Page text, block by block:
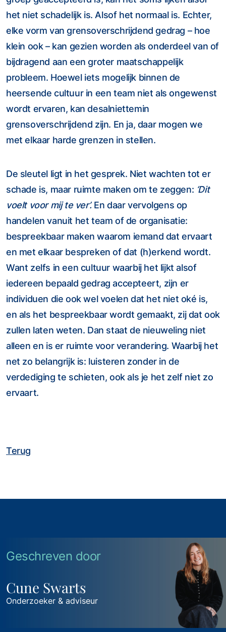
Terug
het niet schadelijk is. Alsof het normaal is. Echter,
elke vorm van grensoverschrijdend gedrag – hoe
klein ook – kan gezien worden als onderdeel van of
bijdragend aan een groter maatschappelijk
probleem. Hoewel iets mogelijk binnen de
heersende cultuur in een team niet als ongewenst
wordt ervaren, kan desalniettemin
grensoverschrijdend zijn. En ja, daar mogen we
met elkaar harde grenzen in stellen.
De sleutel ligt in het gesprek. Niet wachten tot er
schade is, maar ruimte maken om te zeggen: ‘Dit
voelt voor mij te ver’. En daar vervolgens op
handelen vanuit het team of de organisatie:
bespreekbaar maken waarom iemand dat ervaart
en met elkaar bespreken of dat (h)erkend wordt.
Want zelfs in een cultuur waarbij het lijkt alsof
iedereen bepaald gedrag accepteert, zijn er
individuen die ook wel voelen dat het niet oké is,
en als het bespreekbaar wordt gemaakt, zij dat ook
zullen laten weten. Dan staat de nieuweling niet
alleen en is er ruimte voor verandering. Waarbij het
net zo belangrijk is: luisteren zonder in de
verdediging te schieten, ook als je het zelf niet zo
ervaart.
Geschreven door
Cune Swarts
Onderzoeker & adviseur